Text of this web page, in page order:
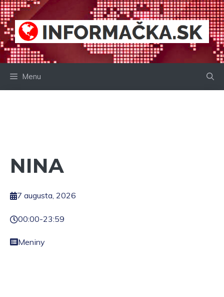
Preskočiť
na
obsah
Menu
NINA
7 augusta, 2026
00:00-23:59
Meniny